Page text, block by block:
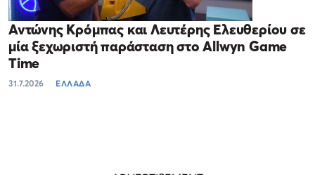
Αντώνης Κρόμπας και Λευτέρης Ελευθερίου σε
μία ξεχωριστή παράσταση στο Allwyn Game
Time
31.7.2026 ΕΛΛΑΔΑ